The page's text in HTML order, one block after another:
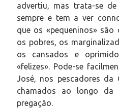
advertiu, mas trata-se
sempre e tem a ver
que os «pequeninos» são
os pobres, os
os cansados e
«felizes». Pode-se
José, nos pescadores da
chamados ao longo da
pregação.